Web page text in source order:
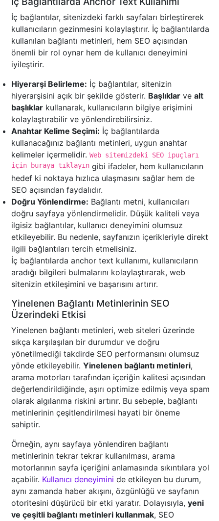
İç bağlantılar, sitenizdeki farklı sayfaları birleştirerek
kullanıcıların gezinmesini kolaylaştırır. İç bağlantılarda
kullanılan bağlantı metinleri, hem SEO açısından
önemli bir rol oynar hem de kullanıcı deneyimini
iyileştirir.
Hiyerarşi Belirleme: İç bağlantılar, sitenizin
hiyerarşisini açık bir şekilde gösterir. Başlıklar ve alt
başlıklar kullanarak, kullanıcıların bilgiye erişimini
kolaylaştırabilir ve yönlendirebilirsiniz.
Anahtar Kelime Seçimi: İç bağlantılarda
kullanacağınız bağlantı metinleri, uygun anahtar
kelimeler içermelidir. Web sitemizdeki SEO ipuçları
için buraya tıklayın gibi ifadeler, hem kullanıcıların
hedef ki noktaya hızlıca ulaşmasını sağlar hem de
SEO açısından faydalıdır.
Doğru Yönlendirme: Bağlantı metni, kullanıcıları
doğru sayfaya yönlendirmelidir. Düşük kaliteli veya
ilgisiz bağlantılar, kullanıcı deneyimini olumsuz
etkileyebilir. Bu nedenle, sayfanızın içerikleriyle direkt
ilgili bağlantıları tercih etmelisiniz.
İç bağlantılarda anchor text kullanımı, kullanıcıların
aradığı bilgileri bulmalarını kolaylaştırarak, web
sitenizin etkileşimini ve başarısını artırır.
Yinelenen Bağlantı Metinlerinin SEO
Üzerindeki Etkisi
Yinelenen bağlantı metinleri, web siteleri üzerinde
sıkça karşılaşılan bir durumdur ve doğru
yönetilmediği takdirde SEO performansını olumsuz
yönde etkileyebilir. Yinelenen bağlantı metinleri,
arama motorları tarafından içeriğin kalitesi açısından
değerlendirildiğinde, aşırı optimize edilmiş veya spam
olarak algılanma riskini artırır. Bu sebeple, bağlantı
metinlerinin çeşitlendirilmesi hayati bir öneme
sahiptir.
Örneğin, aynı sayfaya yönlendiren bağlantı
metinlerinin tekrar tekrar kullanılması, arama
motorlarının sayfa içeriğini anlamasında sıkıntılara yol
açabilir. Kullanıcı deneyimini de etkileyen bu durum,
aynı zamanda haber akışını, özgünlüğü ve sayfanın
otoritesini düşürücü bir etki yaratır. Dolayısıyla, yeni
ve çeşitli bağlantı metinleri kullanmak, SEO